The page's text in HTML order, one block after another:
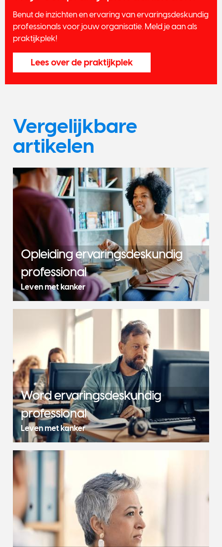
Benut de inzichten en ervaring van ervaringsdeskundig
professionals voor jouw organisatie. Meld je aan als
praktijkplek!
Lees over de praktijkplek
Vergelijkbare
artikelen
Opleiding ervaringsdeskundig
professional
Leven met kanker
Word ervaringsdeskundig
professional
Leven met kanker